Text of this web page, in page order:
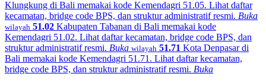
Klungkung di Bali memakai kode Kemendagri 51.05. Lihat daftar
kecamatan, bridge code BPS, dan struktur administratif resmi. Buka
wilayah 51.02 Kabupaten Tabanan di Bali memakai kode
Kemendagri 51.02. Lihat daftar kecamatan, bridge code BPS, dan
struktur administratif resmi. Buka wilayah 51.71 Kota Denpasar di
Bali memakai kode Kemendagri 51.71. Lihat daftar kecamatan,
bridge code BPS, dan struktur administratif resmi. Buka